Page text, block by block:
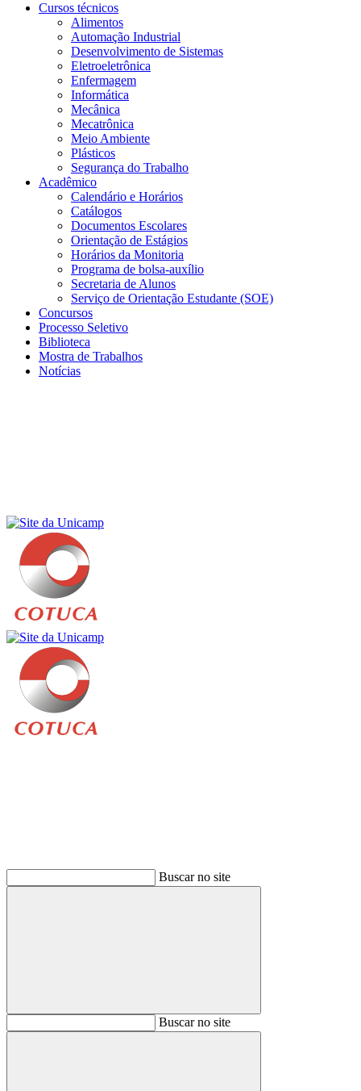
Cursos técnicos
Alimentos
Automação Industrial
Desenvolvimento de Sistemas
Eletroeletrônica
Enfermagem
Informática
Mecânica
Mecatrônica
Meio Ambiente
Plásticos
Segurança do Trabalho
Acadêmico
Calendário e Horários
Catálogos
Documentos Escolares
Orientação de Estágios
Horários da Monitoria
Programa de bolsa-auxílio
Secretaria de Alunos
Serviço de Orientação Estudante (SOE)
Concursos
Processo Seletivo
Biblioteca
Mostra de Trabalhos
Notícias
Buscar no site
BuscarBuscar no site